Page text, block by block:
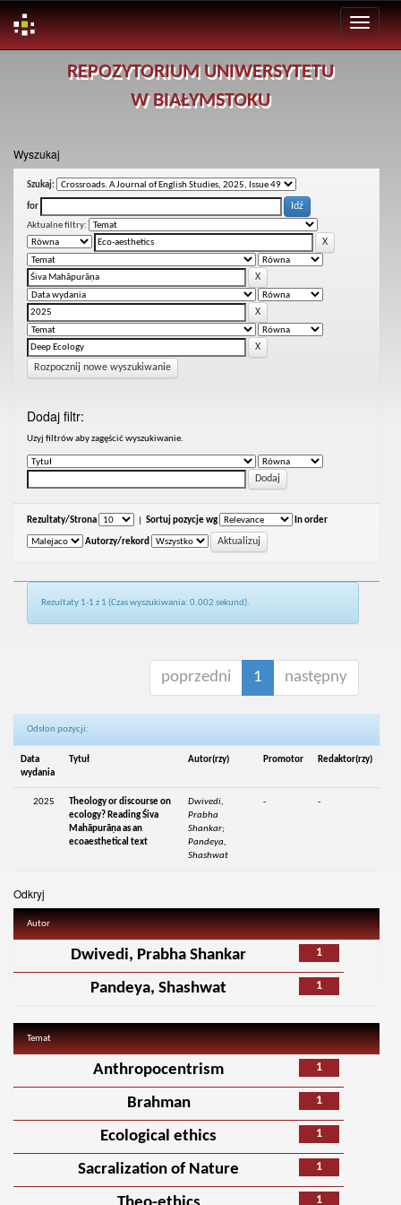
REPOZYTORIUM UNIWERSYTETU
W BIAŁYMSTOKU
Wyszukaj
Szukaj:
for
Aktualne filtry:
Rozpocznij nowe wyszukiwanie
Dodaj filtr:
Uzyj filtrów aby zagęścić wyszukiwanie.
Rezultaty/Strona Sortuj pozycje wg In order
Autorzy/rekord
Rezultaty 1-1 z 1 (Czas wyszukiwania: 0.002 sekund).
poprzedni 1 następny
Odsłon pozycji:
Data
wydania
Tytuł Autor(rzy) Promotor Redaktor(rzy)
2025
Theology or discourse on
ecology? Reading Śiva
Mahāpurāṇa as an
ecoaesthetical text
Dwivedi,
Prabha
Shankar;
Pandeya,
Shashwat
- -
Odkryj
Autor
1
Dwivedi, Prabha Shankar
1
Pandeya, Shashwat
Temat
1
Anthropocentrism
1
Brahman
1
Ecological ethics
1
Sacralization of Nature
1